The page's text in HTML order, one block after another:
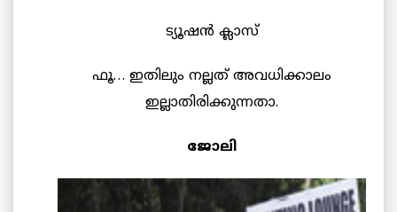
ട്യൂഷന്‍ ക്ലാസ്
ഫൂ… ഇതിലും നല്ലത് അവധിക്കാലം
ഇല്ലാതിരിക്കുന്നതാ.
ജോലി